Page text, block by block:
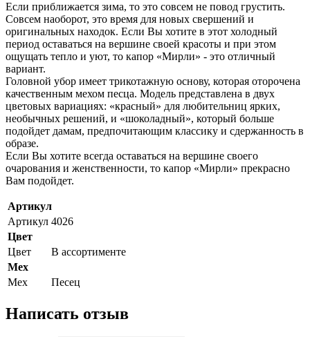
Если приближается зима, то это совсем не повод грустить.
Совсем наоборот, это время для новых свершений и
оригинальных находок. Если Вы хотите в этот холодный
период оставаться на вершине своей красоты и при этом
ощущать тепло и уют, то капор «Мирли» - это отличный
вариант.
Головной убор имеет трикотажную основу, которая оторочена
качественным мехом песца. Модель представлена в двух
цветовых вариациях: «красный» для любительниц ярких,
необычных решений, и «шоколадный», который больше
подойдет дамам, предпочитающим классику и сдержанность в
образе.
Если Вы хотите всегда оставаться на вершине своего
очарования и женственности, то капор «Мирли» прекрасно
Вам подойдет.
Артикул
Артикул 4026
Цвет
Цвет
В ассортименте
Мех
Мех
Песец
Написать отзыв